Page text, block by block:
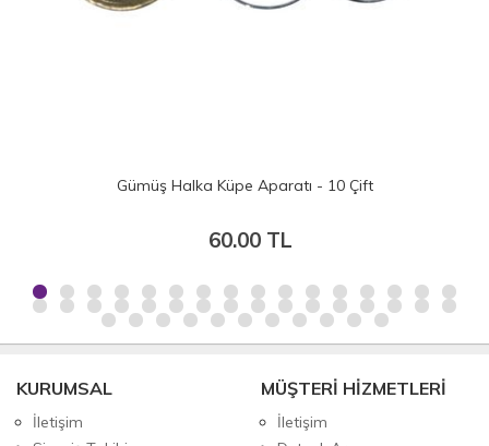
Gümüş Halka Küpe Aparatı - 10 Çift
60.00 TL
KURUMSAL
İletişim
MÜŞTERİ HİZMETLERİ
İletişim